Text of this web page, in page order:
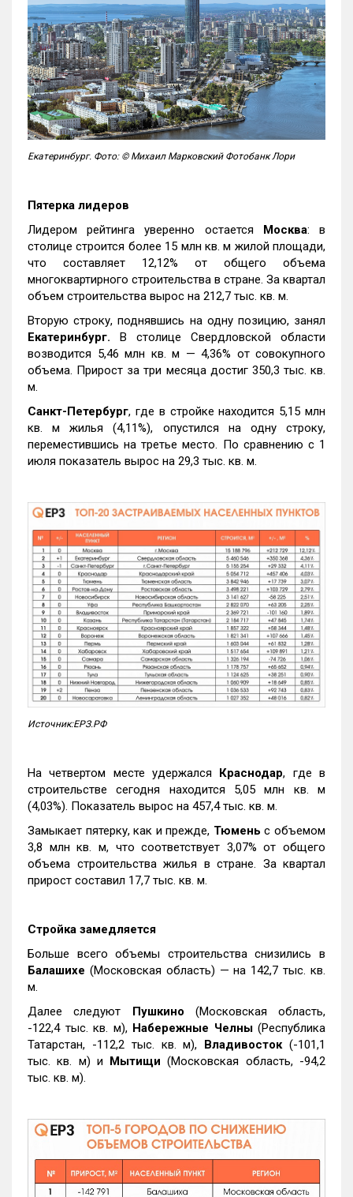
Екатеринбург. Фото: © Михаил Марковский Фотобанк Лори
Пятерка лидеров
Лидером рейтинга уверенно остается Москва: в
столице строится более 15 млн кв. м жилой площади,
что составляет 12,12% от общего объема
многоквартирного строительства в стране. За квартал
объем строительства вырос на 212,7 тыс. кв. м.
Вторую строку, поднявшись на одну позицию, занял
Екатеринбург. В столице Свердловской области
возводится 5,46 млн кв. м — 4,36% от совокупного
объема. Прирост за три месяца достиг 350,3 тыс. кв.
м.
Санкт-Петербург, где в стройке находится 5,15 млн
кв. м жилья (4,11%), опустился на одну строку,
переместившись на третье место. По сравнению с 1
июля показатель вырос на 29,3 тыс. кв. м.
Источник:ЕРЗ.РФ
На четвертом месте удержался Краснодар, где в
строительстве сегодня находится 5,05 млн кв. м
(4,03%). Показатель вырос на 457,4 тыс. кв. м.
Замыкает пятерку, как и прежде, Тюмень с объемом
3,8 млн кв. м, что соответствует 3,07% от общего
объема строительства жилья в стране. За квартал
прирост составил 17,7 тыс. кв. м.
Стройка замедляется
Больше всего объемы строительства снизились в
Балашихе (Московская область) — на 142,7 тыс. кв.
м.
Далее следуют Пушкино (Московская область,
-122,4 тыс. кв. м), Набережные Челны(Республика
Татарстан, -112,2 тыс. кв. м), Владивосток(-101,1
тыс. кв. м) и Мытищи (Московская область, -94,2
тыс. кв. м).